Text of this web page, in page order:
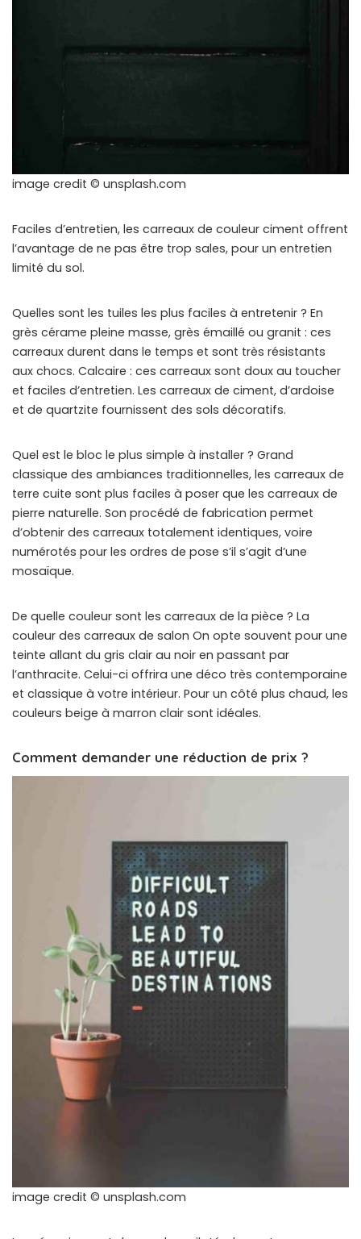
image credit © unsplash.com
Faciles d’entretien, les carreaux de couleur ciment offrent
l’avantage de ne pas être trop sales, pour un entretien
limité du sol.
Quelles sont les tuiles les plus faciles à entretenir ? En
grès cérame pleine masse, grès émaillé ou granit : ces
carreaux durent dans le temps et sont très résistants
aux chocs. Calcaire : ces carreaux sont doux au toucher
et faciles d’entretien. Les carreaux de ciment, d’ardoise
et de quartzite fournissent des sols décoratifs.
Quel est le bloc le plus simple à installer ? Grand
classique des ambiances traditionnelles, les carreaux de
terre cuite sont plus faciles à poser que les carreaux de
pierre naturelle. Son procédé de fabrication permet
d’obtenir des carreaux totalement identiques, voire
numérotés pour les ordres de pose s’il s’agit d’une
mosaïque.
De quelle couleur sont les carreaux de la pièce ? La
couleur des carreaux de salon On opte souvent pour une
teinte allant du gris clair au noir en passant par
l’anthracite. Celui-ci offrira une déco très contemporaine
et classique à votre intérieur. Pour un côté plus chaud, les
couleurs beige à marron clair sont idéales.
Comment demander une réduction de prix ?
image credit © unsplash.com